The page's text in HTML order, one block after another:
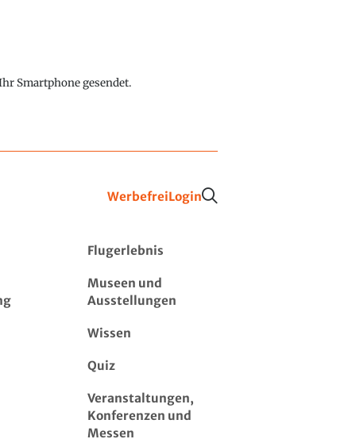
Smartphone gesendet.
WerbefreiLogin
Flugerlebnis
Museen und
Ausstellungen
Wissen
Quiz
Veranstaltungen,
Konferenzen und
Messen